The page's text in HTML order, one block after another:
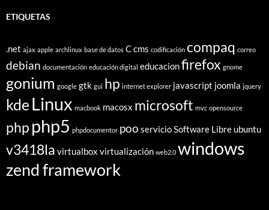
ETIQUETAS
.net ajax apple archlinux base de datos Ccms codificación compaq correo
debian documentación educación digital educacionfirefox gnome
gonium google gtk gui hp internet explorer javascript joomla jquery
kde Linux macbook macosx microsoft mvc opensource
php php5 phpdocumentor poo servicioSoftware Libre ubuntu
v3418la virtualbox virtualización web2.0 windows
zend framework